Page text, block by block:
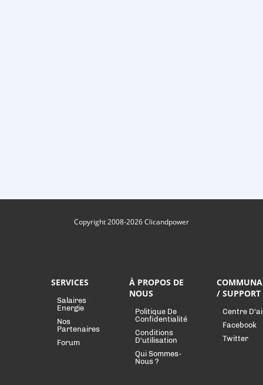
Copyright 2008-2026 Clicandpower
SERVICES
Salaires
Energie
Nos
Partenaires
Forum
À PROPOS DE
NOUS
Politique De
Confidentialité
Conditions
D'utilisation
Qui Sommes-
Nous ?
/ SUPPORT
Centre
Facebook
Twitter